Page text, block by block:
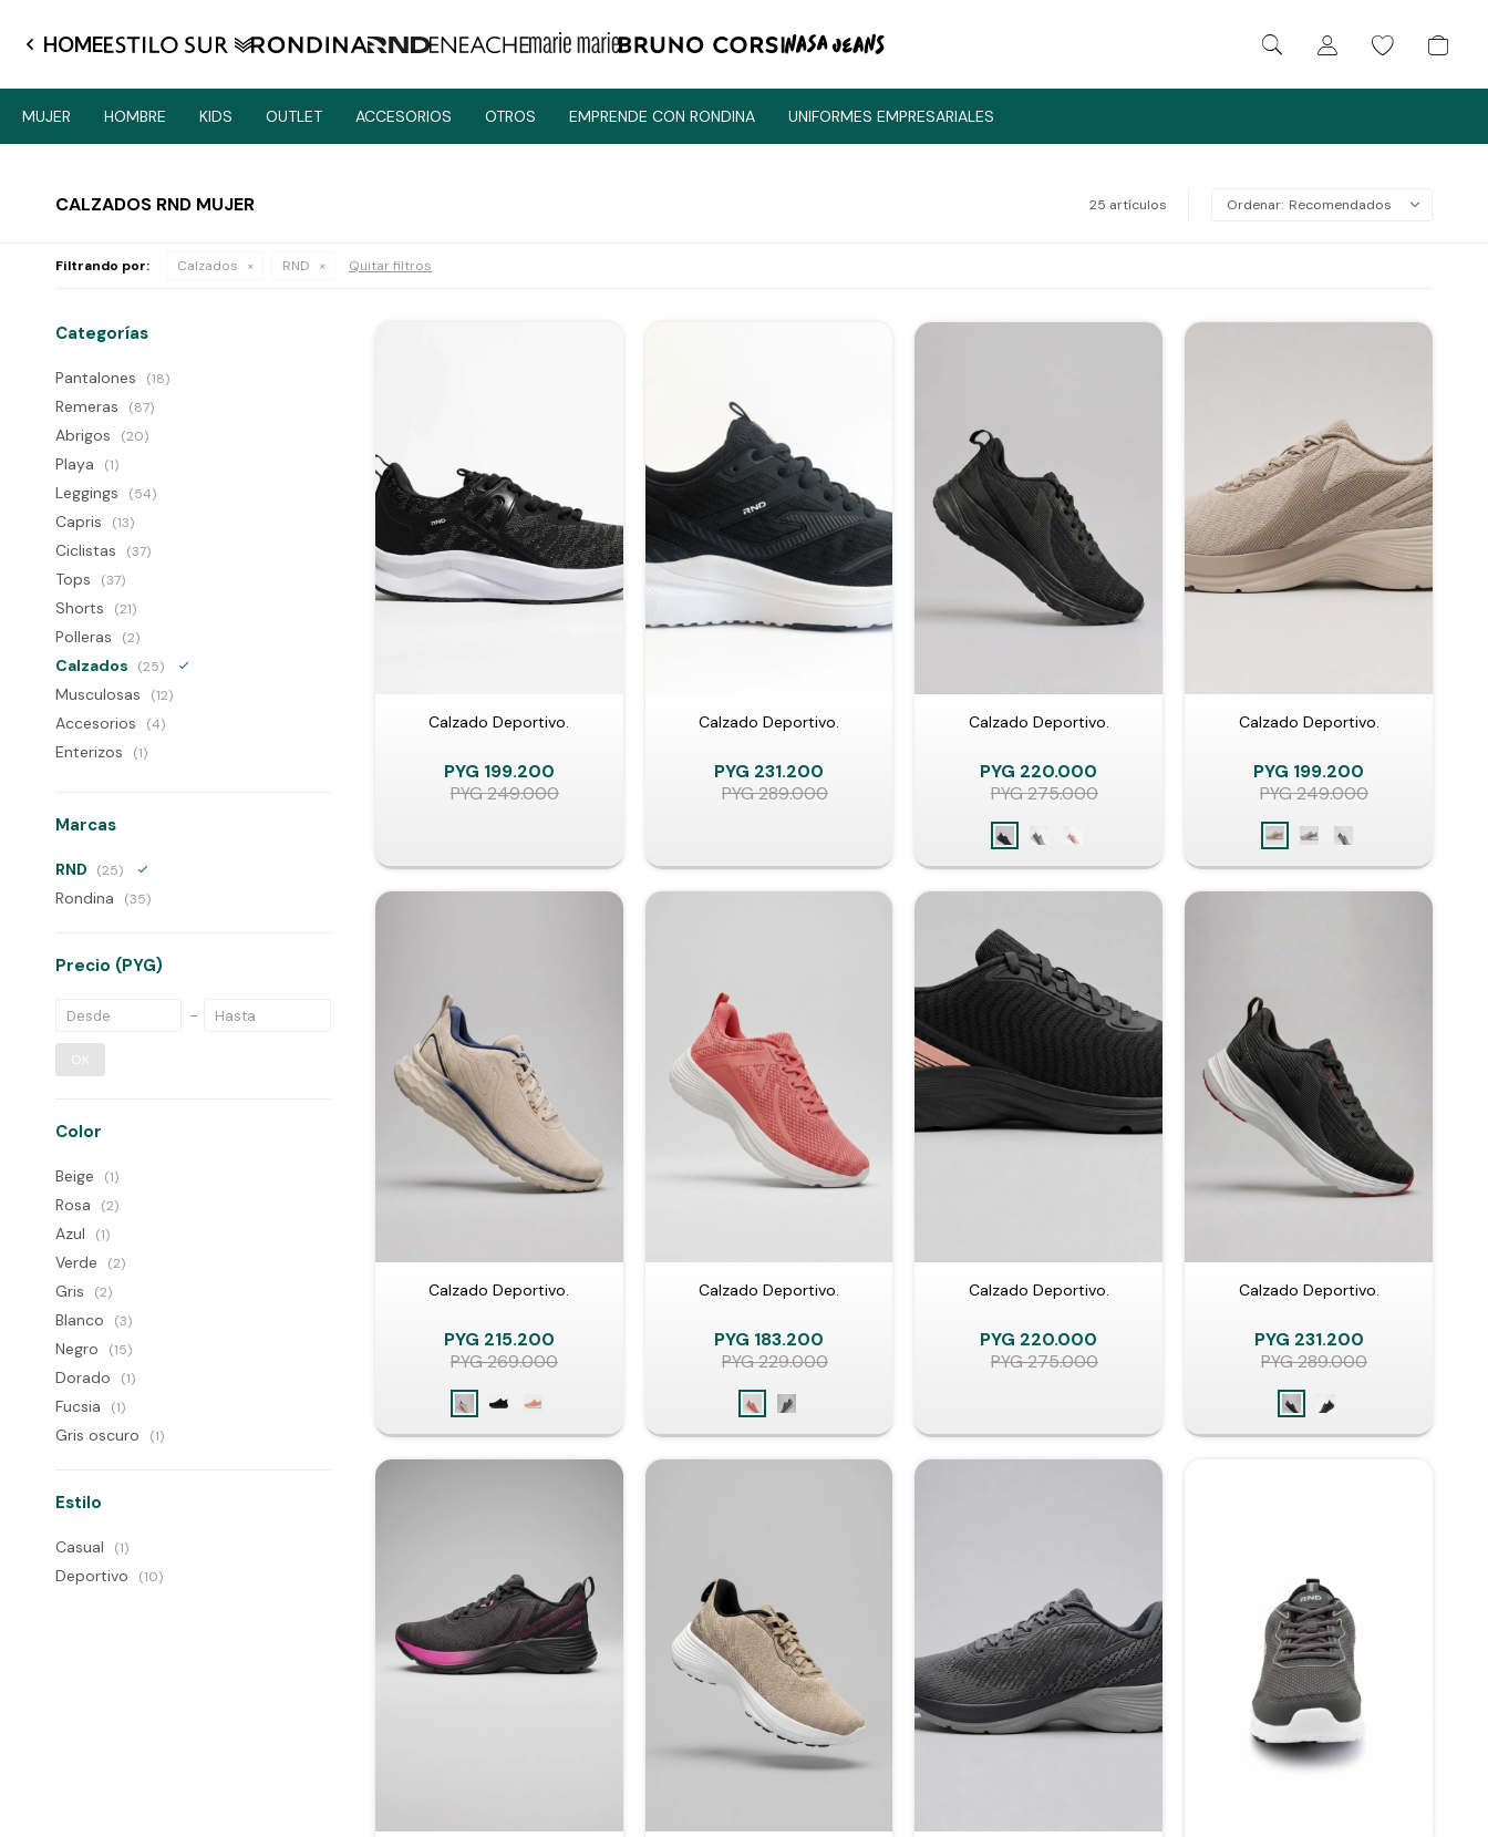
HOME
MUJER HOMBRE KIDS OUTLET ACCESORIOS OTROS EMPRENDE CON RONDINA UNIFORMES EMPRESARIALES
CALZADOS RND MUJER 25 artículos Recomendados
Filtrando por: Calzados RND Quitar filtros
Calzado Deportivo.
PYG 199.200
PYG249.000
Calzado Deportivo.
PYG 231.200
PYG289.000
Calzado Deportivo.
PYG 220.000
PYG275.000
Calzado Deportivo.
PYG 199.200
PYG249.000
Calzado Deportivo.
PYG 215.200
PYG269.000
Calzado Deportivo.
PYG 183.200
PYG229.000
Calzado Deportivo.
PYG 220.000
PYG275.000
Calzado Deportivo.
PYG 231.200
PYG289.000
Categorías
Pantalones (18)
Remeras (87)
Abrigos (20)
Playa (1)
Leggings (54)
Capris (13)
Ciclistas (37)
Tops (37)
Shorts (21)
Polleras (2)
Calzados (25)
Musculosas (12)
Accesorios (4)
Enterizos (1)
Marcas
RND (25)
Rondina (35)
Precio (PYG)
OK
Color
Beige (1)
Rosa (2)
Azul (1)
Verde (2)
Gris (2)
Blanco (3)
Negro (15)
Dorado (1)
Fucsia (1)
Gris oscuro (1)
Estilo
Casual (1)
Deportivo (10)